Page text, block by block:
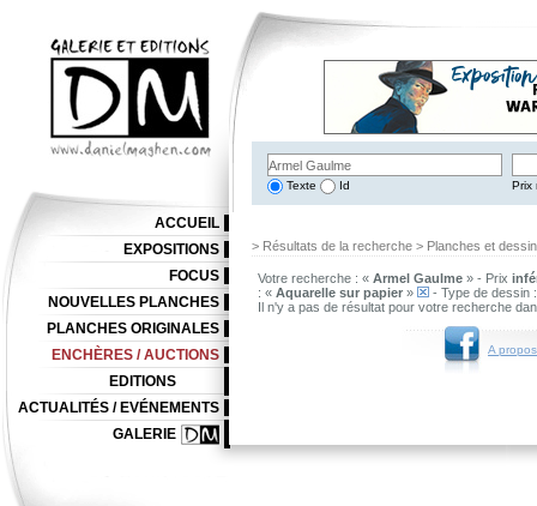
Texte Id Prix
> Résultats de la recherche > Planches et
Votre recherche : « Armel Gaulme » - Prix
: « Aquarelle sur papier »
- Type de dessin
Il n'y a pas de résultat pour votre recherche
A
ACCUEIL
EXPOSITIONS
FOCUS
NOUVELLES PLANCHES
PLANCHES ORIGINALES
ENCHÈRES / AUCTIONS
EDITIONS
ACTUALITÉS / EVÉNEMENTS
GALERIE